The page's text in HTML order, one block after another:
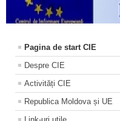
Pagina de start CIE
Despre CIE
Activități CIE
Republica Moldova și UE